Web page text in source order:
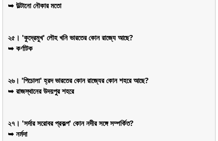
➥ উল্টানো নৌকার মতো
২৫। 'কুদ্রেমুখ' লৌহ খনি ভারতের কোন রাজ্যে আছে?
➥ কর্ণাটক
২৬। 'পিচোলা' হ্রদ ভারতের কোন রাজ্যের কোন শহরে আছে?
➥ রাজস্থানের উদয়পুর শহরে
২৭। 'সর্দার সরোবর প্রকল্প' কোন নদীর সঙ্গে সম্পর্কিত?
➥ নর্মদা